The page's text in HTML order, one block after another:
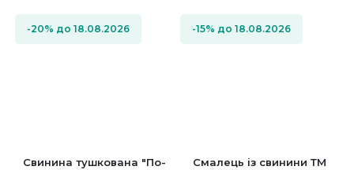
-20% до 18.08.2026
Свинина тушкована "По-
-15% до 18.08.2026
Смалець із свинини ТМ